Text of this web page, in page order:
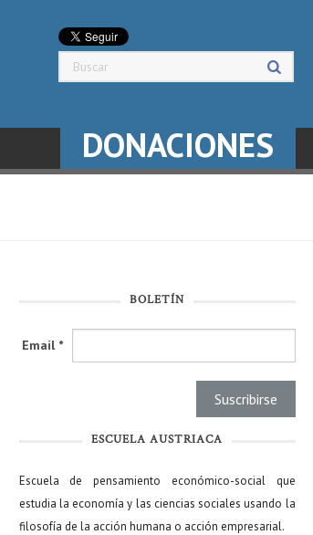
DONACIONES
BOLETÍN
Email *
ESCUELA AUSTRIACA
Escuela de pensamiento económico-social que
estudia la economía y las ciencias sociales usando la
filosofía de la acción humana o acción empresarial.